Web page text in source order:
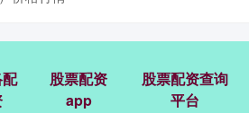
股票配资
app
股票配资查询
平台